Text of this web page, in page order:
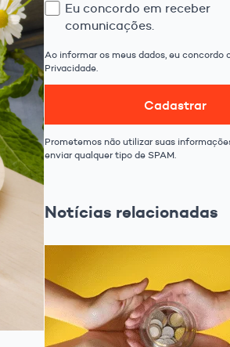
Eu concordo em receber
comunicações.
Ao informar os meus dados, eu concordo
Privacidade.
Cadastrar
Prometemos não utilizar suas
enviar qualquer tipo de SPAM.
Notícias relacionadas